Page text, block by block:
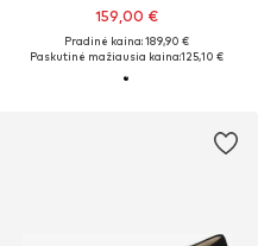
159,00 €
Pradinė kaina: 189,90 €
Paskutinė mažiausia kaina:125,10 €